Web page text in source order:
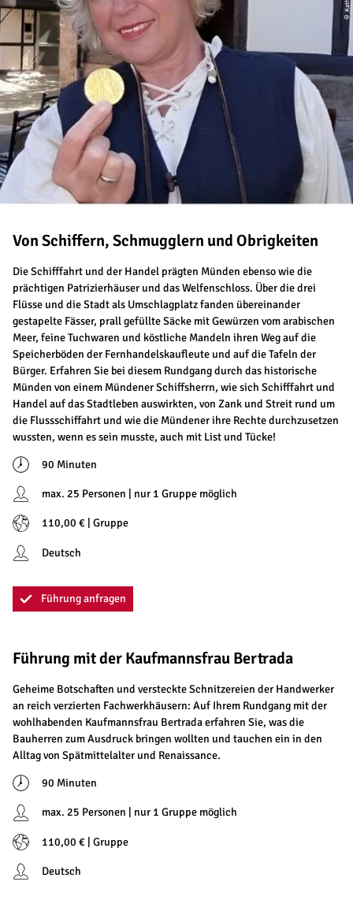
Von Schiffern, Schmugglern und Obrigkeiten
Die Schifffahrt und der Handel prägten Münden ebenso wie die
prächtigen Patrizierhäuser und das Welfenschloss. Über die drei
Flüsse und die Stadt als Umschlagplatz fanden übereinander
gestapelte Fässer, prall gefüllte Säcke mit Gewürzen vom arabischen
Meer, feine Tuchwaren und köstliche Mandeln ihren Weg auf die
Speicherböden der Fernhandelskaufleute und auf die Tafeln der
Bürger. Erfahren Sie bei diesem Rundgang durch das historische
Münden von einem Mündener Schiffsherrn, wie sich Schifffahrt und
Handel auf das Stadtleben auswirkten, von Zank und Streit rund um
die Flussschiffahrt und wie die Mündener ihre Rechte durchzusetzen
wussten, wenn es sein musste, auch mit List und Tücke!
90 Minuten
max. 25 Personen | nur 1 Gruppe möglich
110,00 € | Gruppe
Deutsch
Führung anfragen
Führung mit der Kaufmannsfrau Bertrada
Geheime Botschaften und versteckte Schnitzereien der Handwerker
an reich verzierten Fachwerkhäusern: Auf Ihrem Rundgang mit der
wohlhabenden Kaufmannsfrau Bertrada erfahren Sie, was die
Bauherren zum Ausdruck bringen wollten und tauchen ein in den
Alltag von Spätmittelalter und Renaissance.
90 Minuten
max. 25 Personen | nur 1 Gruppe möglich
110,00 € | Gruppe
Deutsch